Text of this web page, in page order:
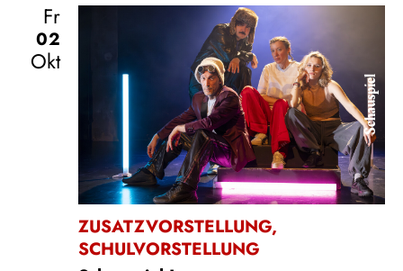
Fr
02
Okt
Schauspiel
ZUSATZVORSTELLUNG,
SCHULVORSTELLUNG